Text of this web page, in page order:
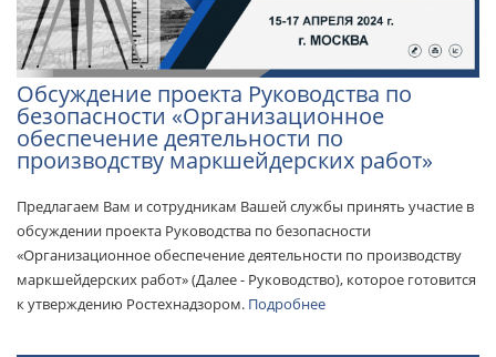
Обсуждение проекта Руководства по
безопасности «Организационное
обеспечение деятельности по
производству маркшейдерских работ»
Предлагаем Вам и сотрудникам Вашей службы принять участие в
обсуждении проекта Руководства по безопасности
«Организационное обеспечение деятельности по производству
маркшейдерских работ» (Далее - Руководство), которое готовится
к утверждению Ростехнадзором. Подробнее